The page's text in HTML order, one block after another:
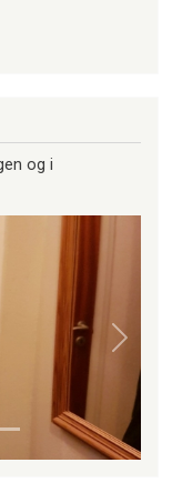
og i
Næste